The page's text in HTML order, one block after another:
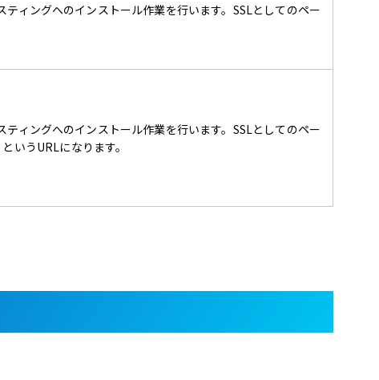
ィングへのインストール作業を行います。SSLとしてのペー
ィングへのインストール作業を行います。SSLとしてのペー
うURLになります。